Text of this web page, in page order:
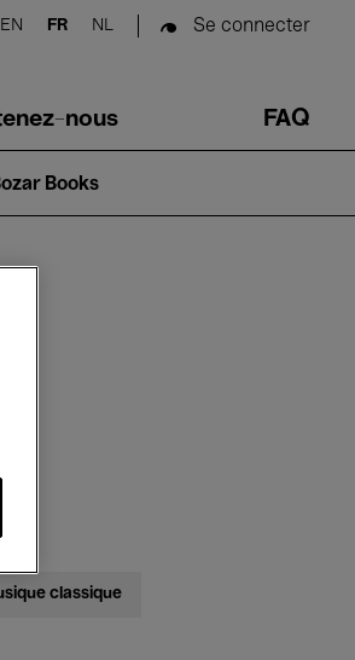
EN FR NL Se connecter
nous FAQ
Books
classique